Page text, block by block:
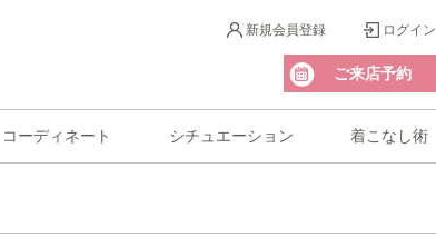
新規会員登録 ログイン
ご来店予約
コーディネート シチュエーション 着こなし術